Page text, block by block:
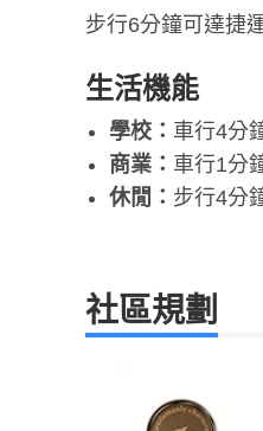
步行6分鐘可達捷
生活機能
學校： 車行4分
商業： 車行1分
休閒： 步行4分
社區規劃